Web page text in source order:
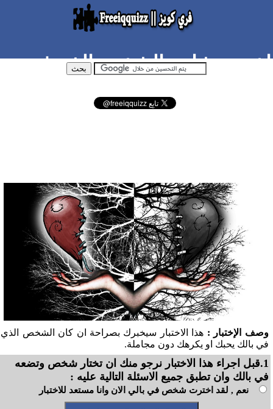
اختبر مشاعر الشخص الذي في
وصف الإختبار : هذا الاختبار سيخبرك بصراحة ان كان الشخص الذي
في بالك يحبك او يكرهك دون مجاملة.
1.قبل اجراء هذا الاختبار نرجو منك ان تختار شخص وتضعه
في بالك وان تطبق جميع الاسئلة التالية عليه :
نعم , لقد اخترت شخص في بالي الان وانا مستعد للاختبار